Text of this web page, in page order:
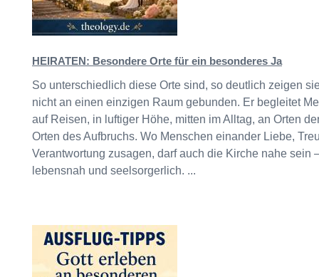
HEIRATEN: Besondere Orte für ein besonderes Ja
So unterschiedlich diese Orte sind, so deutlich zeigen
nicht an einen einzigen Raum gebunden. Er begleitet
auf Reisen, in luftiger Höhe, mitten im Alltag, an Orten
Orten des Aufbruchs. Wo Menschen einander Liebe,
Verantwortung zusagen, darf auch die Kirche nahe sein
lebensnah und seelsorgerlich. ...